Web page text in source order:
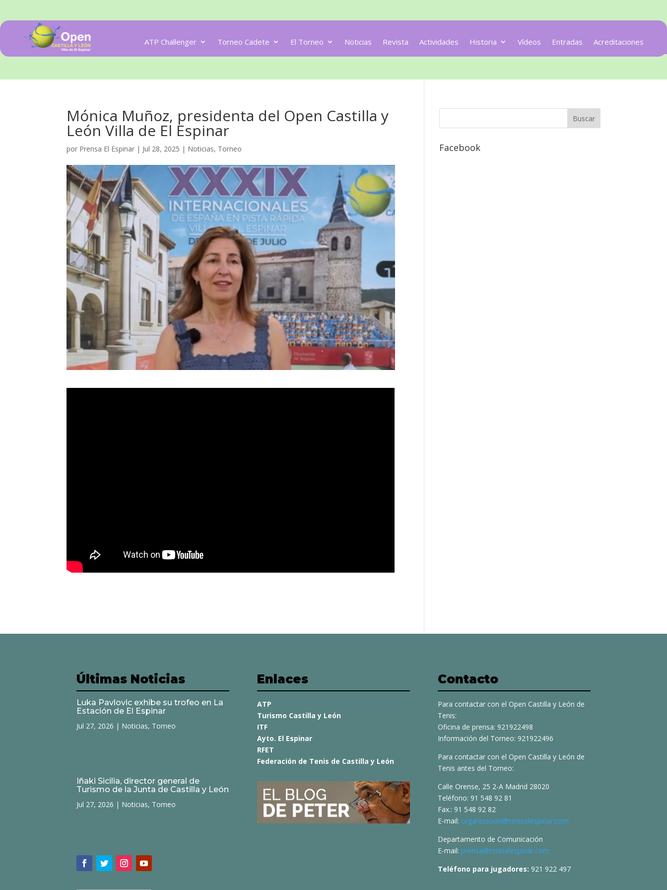
ATP Challenger Torneo Cadete El Torneo Noticias Revista Actividades Historia Vídeos Entradas Acreditaciones
Mónica Muñoz, presidenta del Open Castilla y
León Villa de El Espinar
por Prensa El Espinar | Jul 28, 2025 | Noticias, Torneo Facebook
Últimas Noticias
Luka Pavlovic exhibe su trofeo en La
Estación de El Espinar
Jul 27, 2026 | Noticias, Torneo
Iñaki Sicilia, director general de
Turismo de la Junta de Castilla y León
Jul 27, 2026 | Noticias, Torneo
Enlaces
ATP
Turismo Castilla y León
ITF
Ayto. El Espinar
RFET
Federación de Tenis de Castilla y León
Contacto
Para contactar con el Open Castilla y León de
Tenis:
Oficina de prensa: 921922498
Información del Torneo: 921922496
Para contactar con el Open Castilla y León de
Tenis antes del Torneo:
Calle Orense, 25 2-A Madrid 28020
Teléfono: 91 548 92 81
Fax.: 91 548 92 82
E-mail: organizacion@teniselespinar.com
Departamento de Comunicación
E-mail: prensa@teniselespinar.com
Teléfono para jugadores: 921 922 497